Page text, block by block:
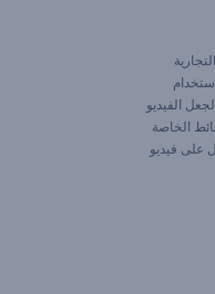
الفيديو
الخاصة
على فيديو